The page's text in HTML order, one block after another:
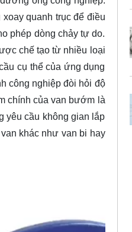
quanh trục để điều
phép dòng chảy tự do.
chế tạo từ nhiều loại
cụ thể của ứng dụng
công nghiệp đòi hỏi độ
chính của van bướm là
yêu cầu không gian lắp
khác như van bi hay